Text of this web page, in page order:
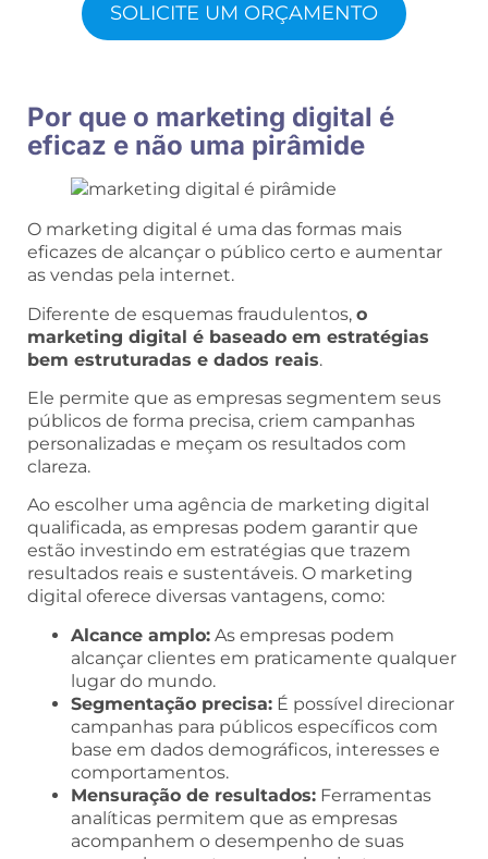
SOLICITE UM ORÇAMENTO
Por que o marketing digital é
eficaz e não uma pirâmide
O marketing digital é uma das formas mais
eficazes de alcançar o público certo e aumentar
as vendas pela internet.
Diferente de esquemas fraudulentos, o
marketing digital é baseado em estratégias
bem estruturadas e dados reais.
Ele permite que as empresas segmentem seus
públicos de forma precisa, criem campanhas
personalizadas e meçam os resultados com
clareza.
Ao escolher uma agência de marketing digital
qualificada, as empresas podem garantir que
estão investindo em estratégias que trazem
resultados reais e sustentáveis. O marketing
digital oferece diversas vantagens, como:
Alcance amplo: As empresas podem
alcançar clientes em praticamente qualquer
lugar do mundo.
Segmentação precisa: É possível direcionar
campanhas para públicos específicos com
base em dados demográficos, interesses e
comportamentos.
Mensuração de resultados: Ferramentas
analíticas permitem que as empresas
acompanhem o desempenho de suas